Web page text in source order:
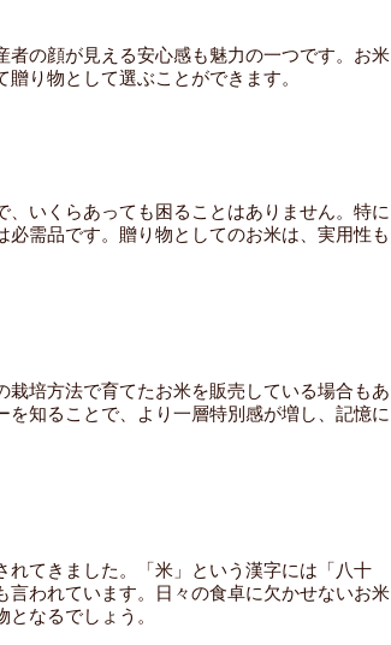
の顔が見える安心感も魅力の一つです。お米
り物として選ぶことができます。
いくらあっても困ることはありません。特に
需品です。贈り物としてのお米は、実用性も
培方法で育てたお米を販売している場合もあ
知ることで、より一層特別感が増し、記憶に
てきました。「米」という漢字には「八十
われています。日々の食卓に欠かせないお米
なるでしょう。